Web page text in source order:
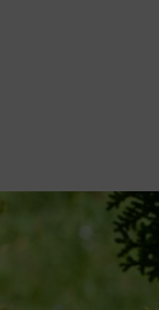
met
naaldbomen.
worden